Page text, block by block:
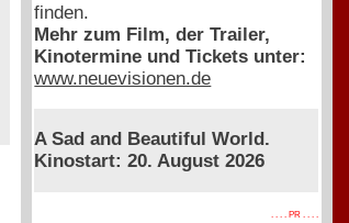
finden.
Mehr zum Film, der Trailer,
Kinotermine und Tickets unter:
www.neuevisionen.de
A Sad and Beautiful World.
Kinostart: 20. August 2026
. . . . PR . . . .